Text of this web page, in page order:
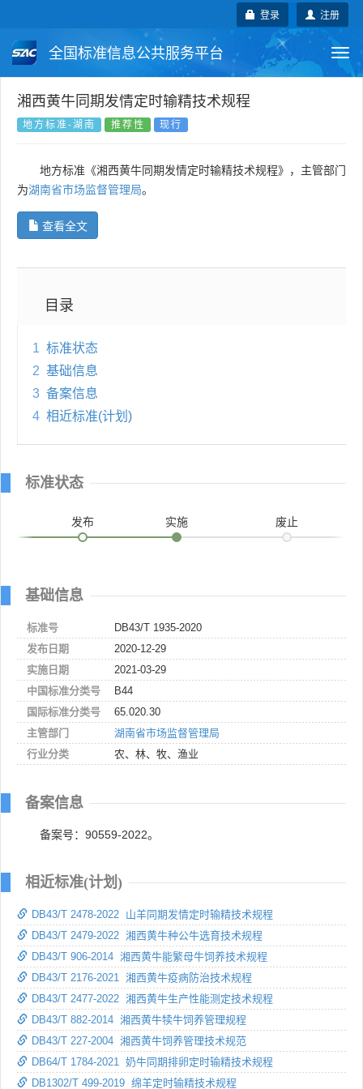
注册
登录
全国标准信息公共服务平台
国家标准 行业标准
国外标准 技术委员会
湘西黄牛同期发情定时输精技术规程
地方标准-湖南 推荐性 现行
地方标准《湘西黄牛同期发情定时输精技术规程》，主管部门
为湖南省市场监督管理局。
查看全文
目录
1 标准状态
2 基础信息
3 备案信息
4 相近标准(计划)
标准状态
发布 实施 废止
基础信息
标准号
DB43/T 1935-2020
发布日期
2020-12-29
实施日期
2021-03-29
中国标准分类号
B44
国际标准分类号
65.020.30
主管部门
湖南省市场监督管理局
行业分类
农、林、牧、渔业
备案信息
备案号：90559-2022。
相近标准(计划)
DB43/T 2478-2022 山羊同期发情定时输精技术规程
DB43/T 2479-2022 湘西黄牛种公牛选育技术规程
DB43/T 906-2014 湘西黄牛能繁母牛饲养技术规程
DB43/T 2176-2021 湘西黄牛疫病防治技术规程
DB43/T 2477-2022 湘西黄牛生产性能测定技术规程
DB43/T 882-2014 湘西黄牛犊牛饲养管理规程
DB43/T 227-2004 湘西黄牛饲养管理技术规范
DB64/T 1784-2021 奶牛同期排卵定时输精技术规程
DB1302/T 499-2019 绵羊定时输精技术规程